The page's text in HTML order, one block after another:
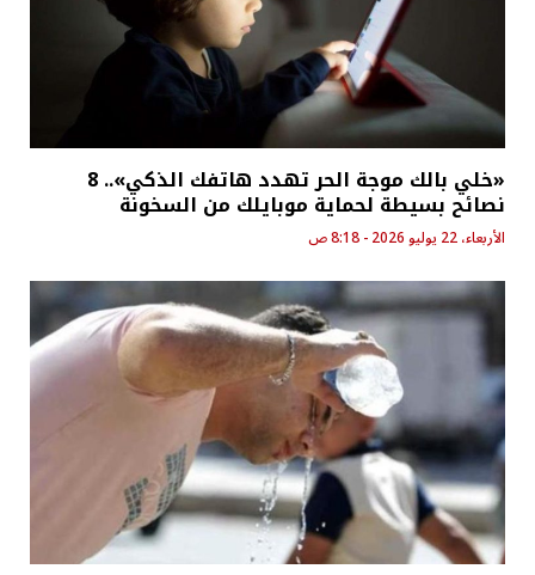
«خلي بالك موجة الحر تهدد هاتفك الذكي».. 8
نصائح بسيطة لحماية موبايلك من السخونة
الأربعاء، 22 يوليو 2026 - 8:18 ص